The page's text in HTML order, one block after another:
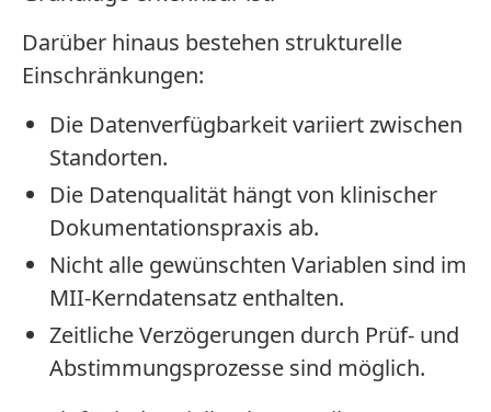
Darüber hinaus bestehen strukturelle
Einschränkungen:
Die Datenverfügbarkeit variiert zwischen
Standorten.
Die Datenqualität hängt von klinischer
Dokumentationspraxis ab.
Nicht alle gewünschten Variablen sind im
MII-Kerndatensatz enthalten.
Zeitliche Verzögerungen durch Prüf- und
Abstimmungsprozesse sind möglich.